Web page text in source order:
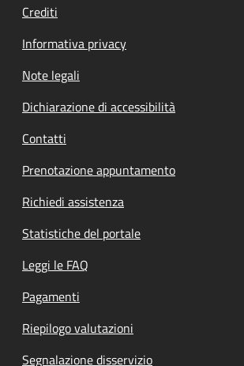
Crediti
Informativa privacy
Note legali
Dichiarazione di accessibilità
Contatti
Prenotazione appuntamento
Richiedi assistenza
Statistiche del portale
Leggi le FAQ
Pagamenti
Riepilogo valutazioni
Segnalazione disservizio